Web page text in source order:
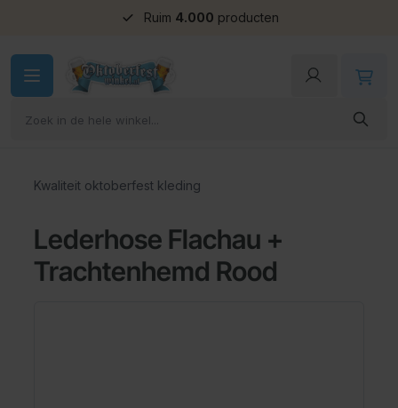
Groepskorting
Kwaliteit oktoberfest kleding
Lederhose Flachau +
Trachtenhemd Rood